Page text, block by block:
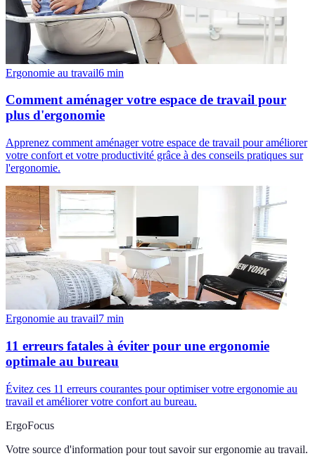
Ergonomie au travail6 min
Comment aménager votre espace de travail pour
plus d'ergonomie
Apprenez comment aménager votre espace de travail pour améliorer
votre confort et votre productivité grâce à des conseils pratiques sur
l'ergonomie.
Ergonomie au travail7 min
11 erreurs fatales à éviter pour une ergonomie
optimale au bureau
Évitez ces 11 erreurs courantes pour optimiser votre ergonomie au
travail et améliorer votre confort au bureau.
ErgoFocus
Votre source d'information pour tout savoir sur ergonomie au travail.